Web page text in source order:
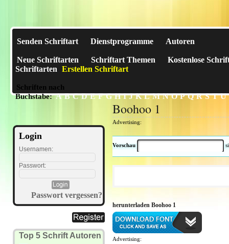
Senden Schriftart Dienstprogramme Autoren
Neue Schriftarten Schriftart Themen
Kostenlose
Schriftarten Erstellen Schriftart
Schriften nach
Buchstabe:A B C D E F G H I J K L M N O P Q R S T U
Login
Usernamen:
Passwort:
Passwort vergessen?
Top 5 Schrift Autoren
Boohoo 1
Advertising:
Vorschau
herunterladen Boohoo 1
Advertising: